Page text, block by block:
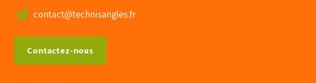
contact@technisangles.fr
Contactez-nous